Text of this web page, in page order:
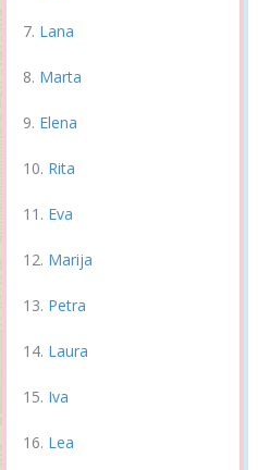
Lana
Marta
Elena
Rita
Eva
Marija
Petra
Laura
Iva
Lea